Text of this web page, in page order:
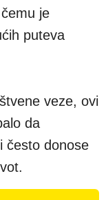
je
puteva
veze, ovi
da
često donose